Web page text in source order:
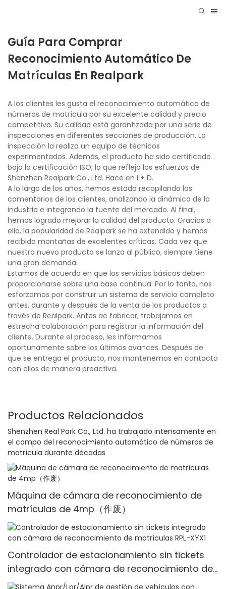
Guía Para Comprar
Reconocimiento Automático De
Matrículas En Realpark
A los clientes les gusta el reconocimiento automático de
números de matrícula por su excelente calidad y precio
competitivo. Su calidad está garantizada por una serie de
inspecciones en diferentes secciones de producción. La
inspección la realiza un equipo de técnicos
experimentados. Además, el producto ha sido certificado
bajo la certificación ISO, lo que refleja los esfuerzos de
Shenzhen Realpark Co., Ltd. Hace en I + D.
A lo largo de los años, hemos estado recopilando los
comentarios de los clientes, analizando la dinámica de la
industria e integrando la fuente del mercado. Al final,
hemos logrado mejorar la calidad del producto. Gracias a
ello, la popularidad de Realpark se ha extendido y hemos
recibido montañas de excelentes críticas. Cada vez que
nuestro nuevo producto se lanza al público, siempre tiene
una gran demanda.
Estamos de acuerdo en que los servicios básicos deben
proporcionarse sobre una base continua. Por lo tanto, nos
esforzamos por construir un sistema de servicio completo
antes, durante y después de la venta de los productos a
través de Realpark. Antes de fabricar, trabajamos en
estrecha colaboración para registrar la información del
cliente. Durante el proceso, les informamos
oportunamente sobre los últimos avances. Después de
que se entrega el producto, nos mantenemos en contacto
con ellos de manera proactiva.
Productos Relacionados
Shenzhen Real Park Co., Ltd. ha trabajado intensamente en
el campo del reconocimiento automático de números de
matrícula durante décadas
Máquina de cámara de reconocimiento de
matrículas de 4mp（作废）
Controlador de estacionamiento sin tickets
integrado con cámara de reconocimiento de
matrículas RPL-XYX1